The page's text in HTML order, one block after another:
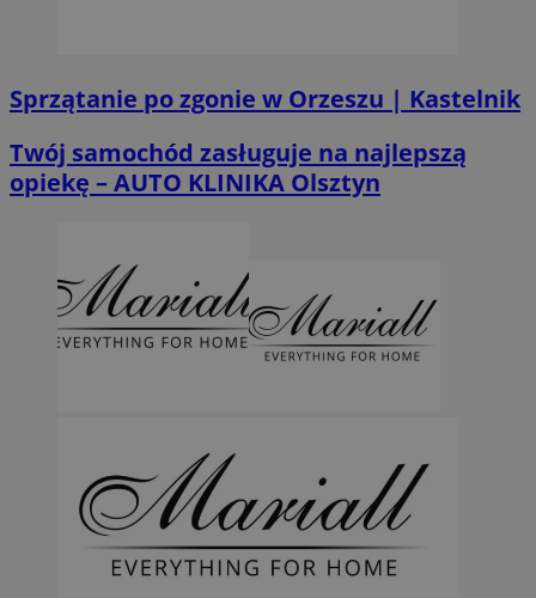
Sprzątanie po zgonie w Orzeszu | Kastelnik
Twój samochód zasługuje na najlepszą
opiekę – AUTO KLINIKA Olsztyn